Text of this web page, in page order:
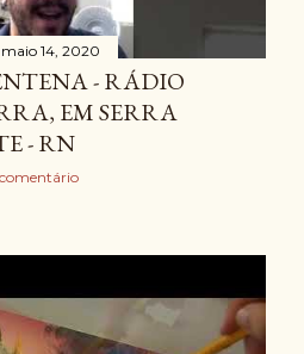
maio 14, 2020
- RÁDIO
EM SERRA
- RN